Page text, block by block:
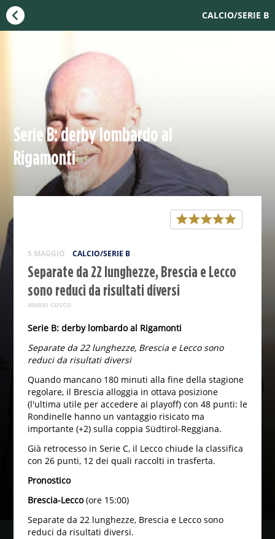
CALCIO/SERIE B
Serie B: derby lombardo al
Rigamonti
5 MAGGIO CALCIO/SERIE B
Separate da 22 lunghezze, Brescia e Lecco
sono reduci da risultati diversi
MARIO COSCO
Serie B: derby lombardo al Rigamonti
Separate da 22 lunghezze, Brescia e Lecco sono
reduci da risultati diversi
Quando mancano 180 minuti alla fine della stagione
regolare, il Brescia alloggia in ottava posizione
(l'ultima utile per accedere ai playoff) con 48 punti: le
Rondinelle hanno un vantaggio risicato ma
importante (+2) sulla coppia Südtirol-Reggiana.
Già retrocesso in Serie C, il Lecco chiude la classifica
con 26 punti, 12 dei quali raccolti in trasferta.
Pronostico
Brescia-Lecco(ore 15:00)
Separate da 22 lunghezze, Brescia e Lecco sono
reduci da risultati diversi.